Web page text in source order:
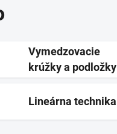
Vymedzovacie
krúžky a podložky
Lineárna technika